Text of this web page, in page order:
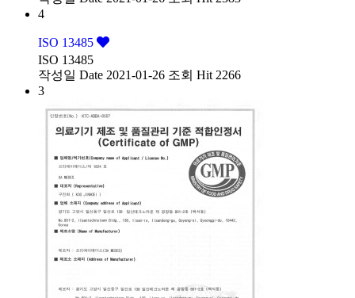
4
ISO 13485
ISO 13485
작성일 Date 2021-01-26 조회 Hit 2266
3